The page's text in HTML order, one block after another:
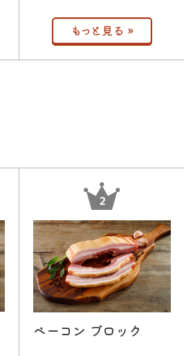
ベーコン ブロック